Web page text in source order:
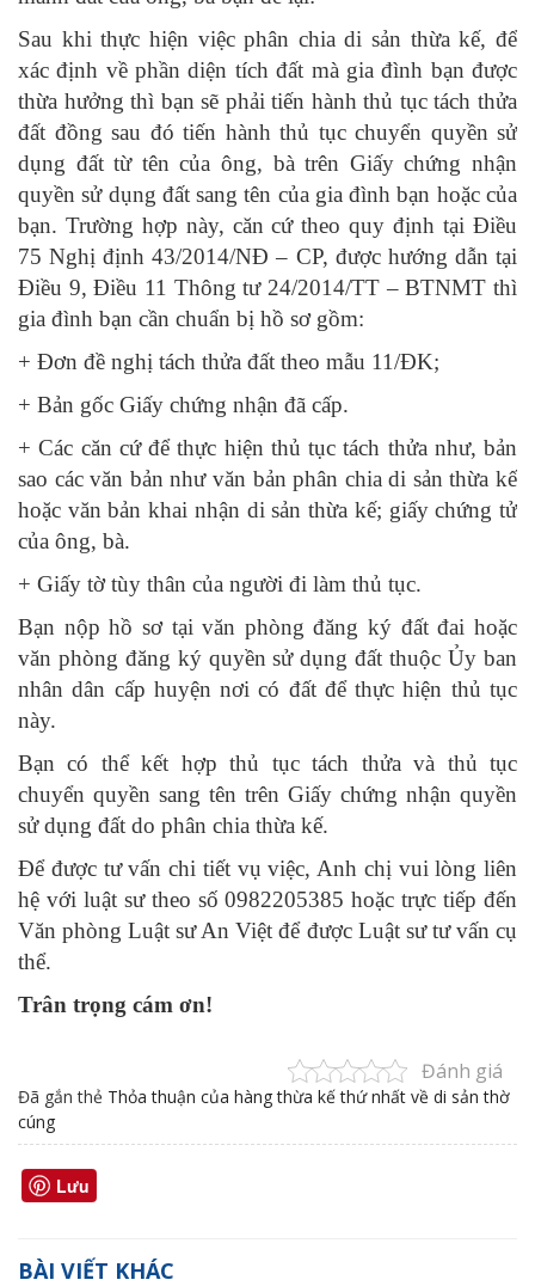
Sau khi thực hiện việc phân chia di sản thừa kế, để
xác định về phần diện tích đất mà gia đình bạn được
thừa hưởng thì bạn sẽ phải tiến hành thủ tục tách thửa
đất đồng sau đó tiến hành thủ tục chuyển quyền sử
dụng đất từ tên của ông, bà trên Giấy chứng nhận
quyền sử dụng đất sang tên của gia đình bạn hoặc của
bạn. Trường hợp này, căn cứ theo quy định tại Điều
75 Nghị định 43/2014/NĐ – CP, được hướng dẫn tại
Điều 9, Điều 11 Thông tư 24/2014/TT – BTNMT thì
gia đình bạn cần chuẩn bị hồ sơ gồm:
+ Đơn đề nghị tách thửa đất theo mẫu 11/ĐK;
+ Bản gốc Giấy chứng nhận đã cấp.
+ Các căn cứ để thực hiện thủ tục tách thửa như, bản
sao các văn bản như văn bản phân chia di sản thừa kế
hoặc văn bản khai nhận di sản thừa kế; giấy chứng tử
của ông, bà.
+ Giấy tờ tùy thân của người đi làm thủ tục.
Bạn nộp hồ sơ tại văn phòng đăng ký đất đai hoặc
văn phòng đăng ký quyền sử dụng đất thuộc Ủy ban
nhân dân cấp huyện nơi có đất để thực hiện thủ tục
này.
Bạn có thể kết hợp thủ tục tách thửa và thủ tục
chuyển quyền sang tên trên Giấy chứng nhận quyền
sử dụng đất do phân chia thừa kế.
Để được tư vấn chi tiết vụ việc, Anh chị vui lòng liên
hệ với luật sư theo số 0982205385 hoặc trực tiếp đến
Văn phòng Luật sư An Việt để được Luật sư tư vấn cụ
thể.
Trân trọng cám ơn!
Đánh giá
Đã gắn thẻ Thỏa thuận của hàng thừa kế thứ nhất về di sản thờ
cúng
Lưu
BÀI VIẾT KHÁC